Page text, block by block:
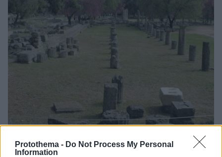
Protothema - Do Not Process My Personal
Information